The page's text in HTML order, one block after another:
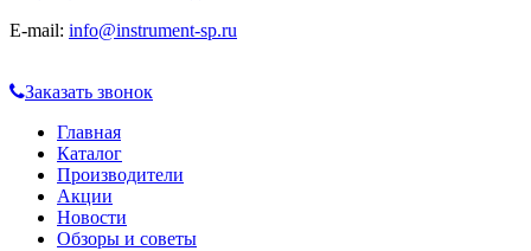
E-mail: info@instrument-sp.ru
Заказать звонок
Главная
Каталог
Производители
Акции
Новости
Обзоры и советы